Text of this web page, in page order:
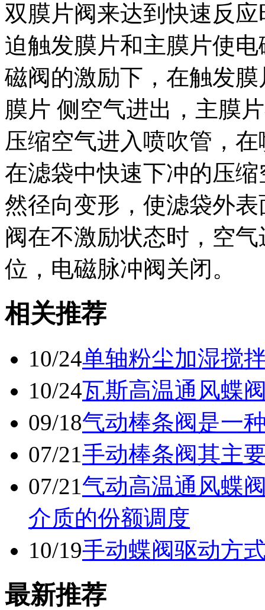
双膜片阀来达到快速反
迫触发膜片和主膜片使
磁阀的激励下，在触发
膜片 侧空气进出，主膜
压缩空气进入喷吹管，
在滤袋中快速下冲的压
然径向变形，使滤袋外
阀在不激励状态时，空
位，电磁脉冲阀关闭。
相关推荐
10/24单轴粉尘加湿搅
10/24瓦斯高温通风蝶
09/18气动棒条阀是一
07/21手动棒条阀其主
07/21气动高温通风蝶
介质的份额调度
10/19手动蝶阀驱动方
最新推荐